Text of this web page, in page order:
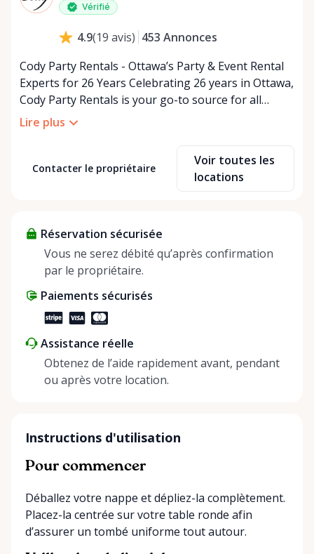
Vérifié
4.9(19 avis) 453 Annonces
Cody Party Rentals - Ottawa’s Party & Event Rental
Experts for 26 Years Celebrating 26 years in Ottawa,
Cody Party Rentals is your go-to source for all
things party and event rentals. We’re proud to be a
partner of Rent Anything, expanding our offerings
At Cody Party Rentals, we believe in the power of
sharing—giving others the chance to rent out their
helping people enjoy more for less while making a
positive impact on the environment. By choosing to
share instead of buy, we’re all doing our part to
Lire plus
Contacter le propriétaire
Voir toutes les
locations
Réservation sécurisée
Vous ne serez débité qu’après confirmation
par le propriétaire.
Paiements sécurisés
Assistance réelle
Obtenez de l’aide rapidement avant, pendant
ou après votre location.
Instructions d'utilisation
Pour commencer
Déballez votre nappe et dépliez-la complètement.
Placez-la centrée sur votre table ronde afin
d’assurer un tombé uniforme tout autour.